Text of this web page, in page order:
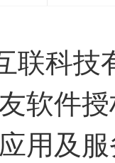
科技
软件
用及